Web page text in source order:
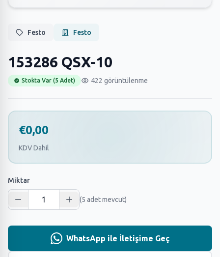
Festo Festo
153286 QSX-10
Stokta Var (5 Adet) 422 görüntülenme
€0,00
KDV Dahil
Miktar
(5 adet mevcut)
WhatsApp ile İletişime Geç